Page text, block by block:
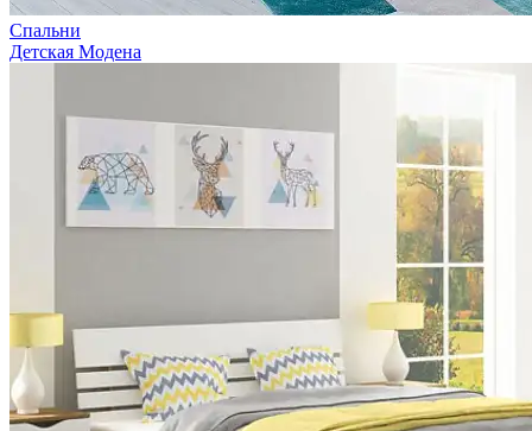
Спальни
Детская Модена